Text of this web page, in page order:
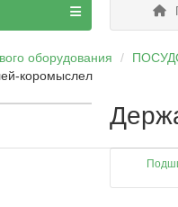
оборудования
коромыслел